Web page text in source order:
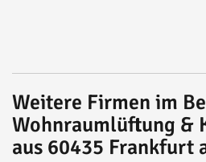
Weitere Firmen im
Wohnraumlüftung &
aus 60435 Frankfurt